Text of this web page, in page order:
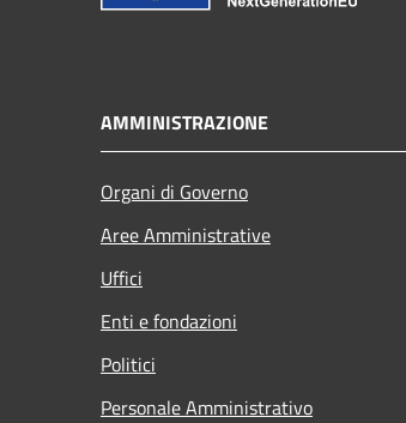
AMMINISTRAZIONE
Organi di Governo
Aree Amministrative
Uffici
Enti e fondazioni
Politici
Personale Amministrativo